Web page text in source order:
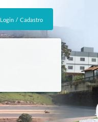
Login / Cadastro